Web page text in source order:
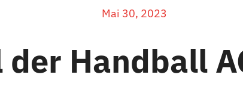
Mai 30, 2023
der Handball